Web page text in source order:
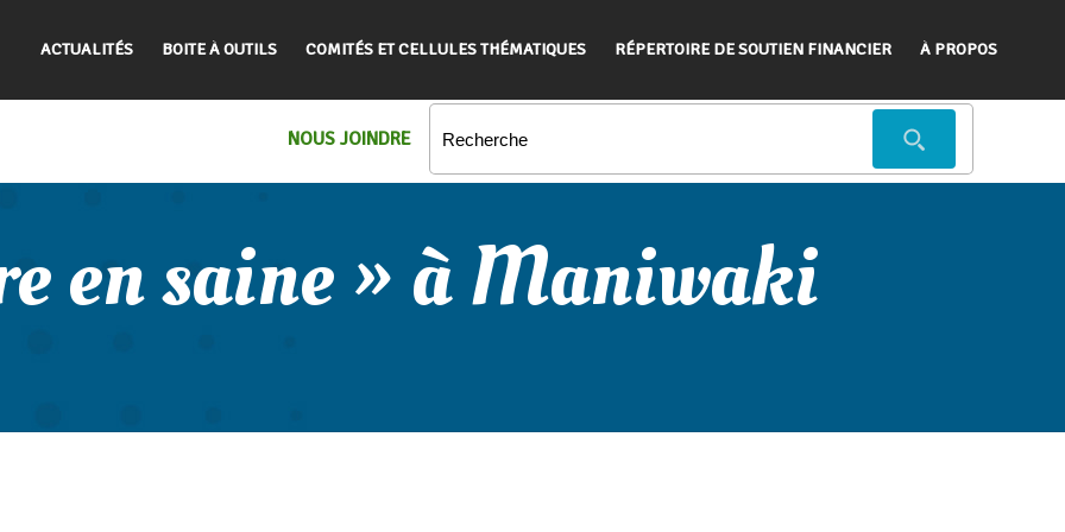
ACTUALITÉS BOITE À OUTILS COMITÉS ET CELLULES THÉMATIQUES RÉPERTOIRE DE SOUTIEN FINANCIER À PROPOS
NOUS JOINDRE
en saine » à Maniwaki